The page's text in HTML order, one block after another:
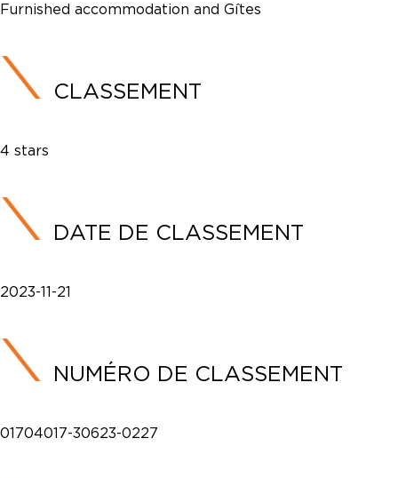
Furnished accommodation and Gîtes
CLASSEMENT
4 stars
DATE DE CLASSEMENT
2023-11-21
NUMÉRO DE CLASSEMENT
01704017-30623-0227